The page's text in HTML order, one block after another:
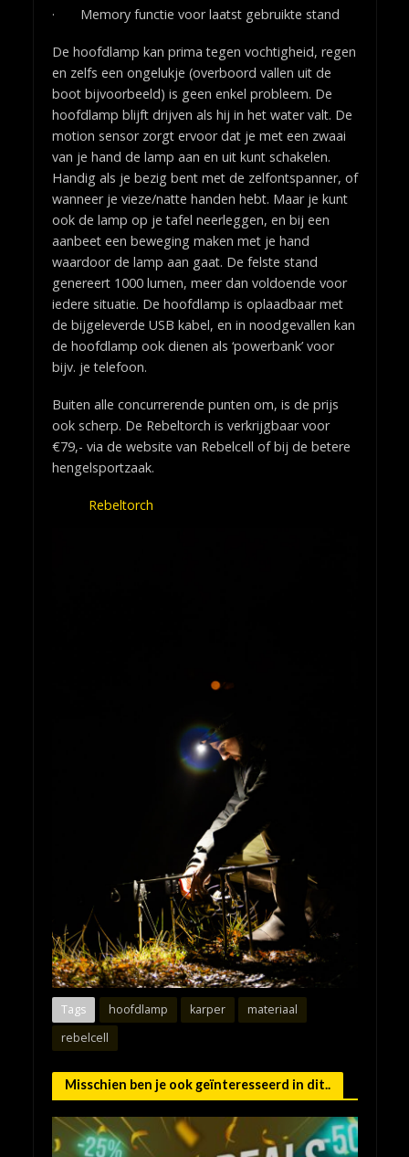
· Memory functie voor laatst gebruikte stand
De hoofdlamp kan prima tegen vochtigheid, regen
en zelfs een ongelukje (overboord vallen uit de
boot bijvoorbeeld) is geen enkel probleem. De
hoofdlamp blijft drijven als hij in het water valt. De
motion sensor zorgt ervoor dat je met een zwaai
van je hand de lamp aan en uit kunt schakelen.
Handig als je bezig bent met de zelfontspanner, of
wanneer je vieze/natte handen hebt. Maar je kunt
ook de lamp op je tafel neerleggen, en bij een
aanbeet een beweging maken met je hand
waardoor de lamp aan gaat. De felste stand
genereert 1000 lumen, meer dan voldoende voor
iedere situatie. De hoofdlamp is oplaadbaar met
de bijgeleverde USB kabel, en in noodgevallen kan
de hoofdlamp ook dienen als ‘powerbank’ voor
bijv. je telefoon.
Buiten alle concurrerende punten om, is de prijs
ook scherp. De Rebeltorch is verkrijgbaar voor
€79,- via de website van Rebelcell of bij de betere
hengelsportzaak.
Rebeltorch
Tags hoofdlamp karper
materiaal
rebelcell
Misschien ben je ook geïnteresseerd in dit..